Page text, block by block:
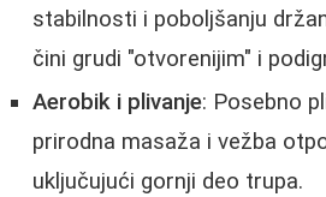
stabilnosti i poboljšanju
čini grudi "otvorenijim" i
Aerobik i plivanje: Posebno
prirodna masaža i vežba
uključujući gornji deo trupa.